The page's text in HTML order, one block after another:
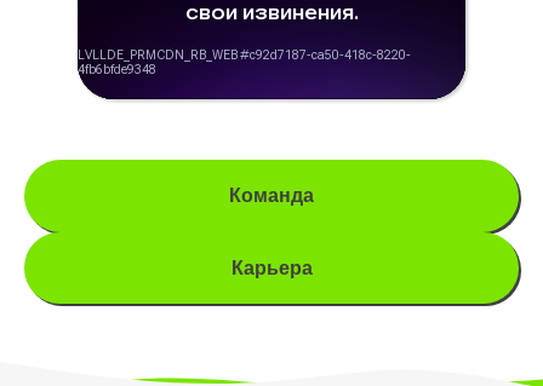
Команда
Карьера